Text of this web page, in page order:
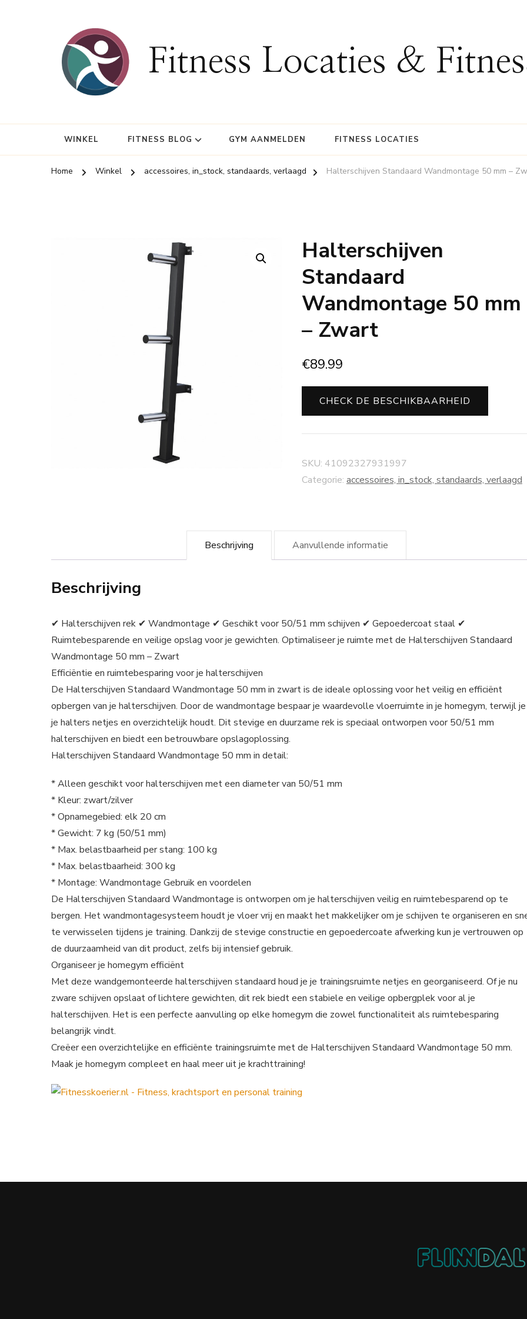
Fitness Locaties &
WINKEL FITNESS BLOG GYM AANMELDEN FITNESS LOCATIES
Home Winkel accessoires, in_stock, standaards, verlaagd Halterschijven Standaard Wandmontage 50 mm –
Halterschijven
Standaard
Wandmontage 50 mm
– Zwart
€89.99
CHECK DE BESCHIKBAARHEID
SKU: 41092327931997
Categorie: accessoires, in_stock, standaards, verlaagd
Beschrijving Aanvullende informatie
Beschrijving
✔ Halterschijven rek ✔ Wandmontage ✔ Geschikt voor 50/51 mm schijven ✔ Gepoedercoat staal ✔
Ruimtebesparende en veilige opslag voor je gewichten. Optimaliseer je ruimte met de Halterschijven Standaard
Wandmontage 50 mm – Zwart
Efficiëntie en ruimtebesparing voor je halterschijven
De Halterschijven Standaard Wandmontage 50 mm in zwart is de ideale oplossing voor het veilig en efficiënt
opbergen van je halterschijven. Door de wandmontage bespaar je waardevolle vloerruimte in je homegym, terwijl je
je halters netjes en overzichtelijk houdt. Dit stevige en duurzame rek is speciaal ontworpen voor 50/51 mm
halterschijven en biedt een betrouwbare opslagoplossing.
Halterschijven Standaard Wandmontage 50 mm in detail:
* Alleen geschikt voor halterschijven met een diameter van 50/51 mm
* Kleur: zwart/zilver
* Opnamegebied: elk 20 cm
* Gewicht: 7 kg (50/51 mm)
* Max. belastbaarheid per stang: 100 kg
* Max. belastbaarheid: 300 kg
* Montage: Wandmontage Gebruik en voordelen
De Halterschijven Standaard Wandmontage is ontworpen om je halterschijven veilig en ruimtebesparend op te
bergen. Het wandmontagesysteem houdt je vloer vrij en maakt het makkelijker om je schijven te organiseren en
te verwisselen tijdens je training. Dankzij de stevige constructie en gepoedercoate afwerking kun je vertrouwen op
de duurzaamheid van dit product, zelfs bij intensief gebruik.
Organiseer je homegym efficiënt
Met deze wandgemonteerde halterschijven standaard houd je je trainingsruimte netjes en georganiseerd. Of je nu
zware schijven opslaat of lichtere gewichten, dit rek biedt een stabiele en veilige opbergplek voor al je
halterschijven. Het is een perfecte aanvulling op elke homegym die zowel functionaliteit als ruimtebesparing
belangrijk vindt.
Creëer een overzichtelijke en efficiënte trainingsruimte met de Halterschijven Standaard Wandmontage 50 mm.
Maak je homegym compleet en haal meer uit je krachttraining!